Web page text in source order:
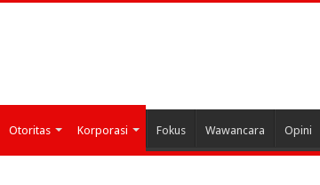
Otoritas Korporasi Fokus Wawancara Opini